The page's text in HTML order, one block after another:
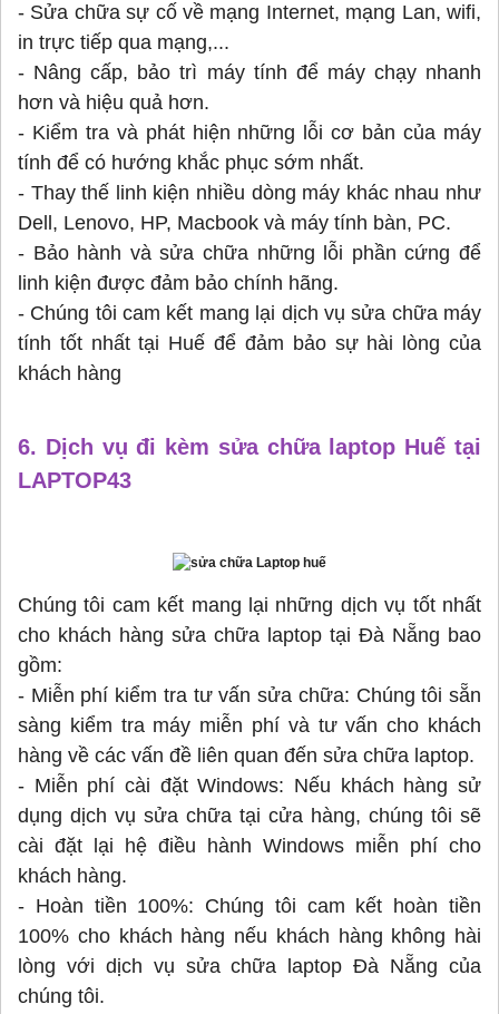
- Sửa chữa sự cố về mạng Internet, mạng Lan, wifi,
in trực tiếp qua mạng,...
- Nâng cấp, bảo trì máy tính để máy chạy nhanh
hơn và hiệu quả hơn.
- Kiểm tra và phát hiện những lỗi cơ bản của máy
tính để có hướng khắc phục sớm nhất.
- Thay thế linh kiện nhiều dòng máy khác nhau như
Dell, Lenovo, HP, Macbook và máy tính bàn, PC.
- Bảo hành và sửa chữa những lỗi phần cứng để
linh kiện được đảm bảo chính hãng.
- Chúng tôi cam kết mang lại dịch vụ sửa chữa máy
tính tốt nhất tại Huế để đảm bảo sự hài lòng của
khách hàng
6. Dịch vụ đi kèm sửa chữa laptop Huế tại
LAPTOP43
Chúng tôi cam kết mang lại những dịch vụ tốt nhất
cho khách hàng sửa chữa laptop tại Đà Nẵng bao
gồm:
- Miễn phí kiểm tra tư vấn sửa chữa: Chúng tôi sẵn
sàng kiểm tra máy miễn phí và tư vấn cho khách
hàng về các vấn đề liên quan đến sửa chữa laptop.
- Miễn phí cài đặt Windows: Nếu khách hàng sử
dụng dịch vụ sửa chữa tại cửa hàng, chúng tôi sẽ
cài đặt lại hệ điều hành Windows miễn phí cho
khách hàng.
- Hoàn tiền 100%: Chúng tôi cam kết hoàn tiền
100% cho khách hàng nếu khách hàng không hài
lòng với dịch vụ sửa chữa laptop Đà Nẵng của
chúng tôi.